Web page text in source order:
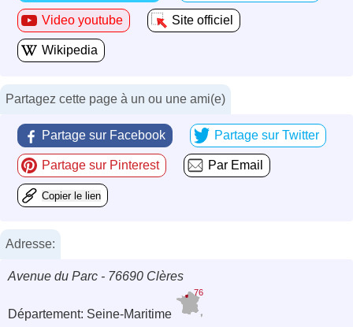
Video youtube Site officiel
Wikipedia
Partagez cette page à un ou une ami(e)
Partage sur Facebook Partage sur Twitter
Partage sur Pinterest Par Email
Copier le lien
Adresse:
Avenue du Parc - 76690 Clères
Département: Seine-Maritime
76